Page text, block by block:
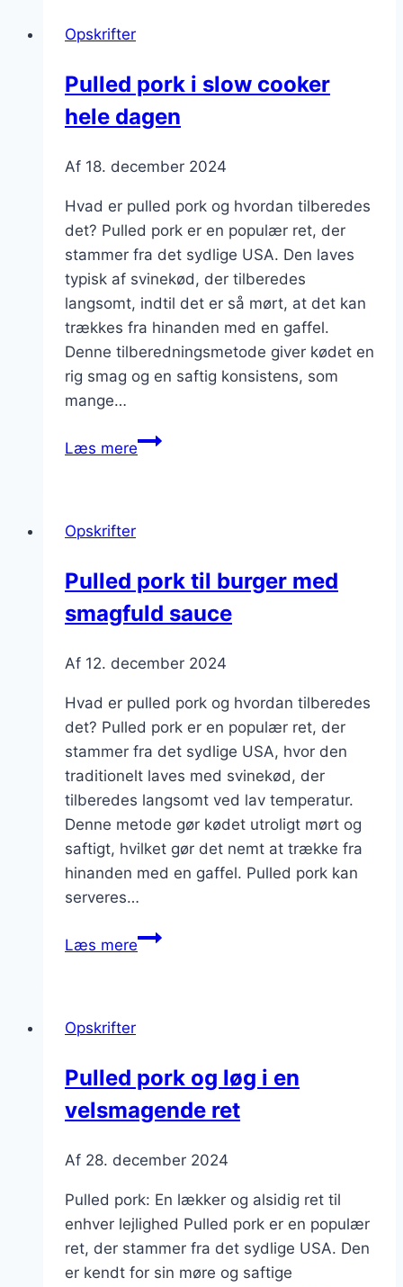
Opskrifter
Pulled pork i slow cooker
hele dagen
Af 18. december 2024
Hvad er pulled pork og hvordan tilberedes
det? Pulled pork er en populær ret, der
stammer fra det sydlige USA. Den laves
typisk af svinekød, der tilberedes
langsomt, indtil det er så mørt, at det kan
trækkes fra hinanden med en gaffel.
Denne tilberedningsmetode giver kødet en
rig smag og en saftig konsistens, som
mange…
Læs merePulled
dagen
Opskrifter
Pulled pork til burger med
smagfuld sauce
Af 12. december 2024
Hvad er pulled pork og hvordan tilberedes
det? Pulled pork er en populær ret, der
stammer fra det sydlige USA, hvor den
traditionelt laves med svinekød, der
tilberedes langsomt ved lav temperatur.
Denne metode gør kødet utroligt mørt og
saftigt, hvilket gør det nemt at trække fra
hinanden med en gaffel. Pulled pork kan
serveres…
Læs merePulled
sauce
Opskrifter
Pulled pork og løg i en
velsmagende ret
Af 28. december 2024
Pulled pork: En lækker og alsidig ret til
enhver lejlighed Pulled pork er en populær
ret, der stammer fra det sydlige USA. Den
er kendt for sin møre og saftige